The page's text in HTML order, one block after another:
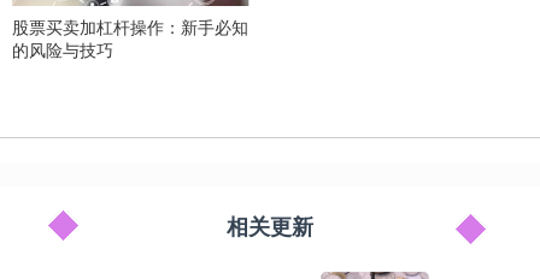
股票买卖加杠杆操作：新手必知
的风险与技巧
相关更新